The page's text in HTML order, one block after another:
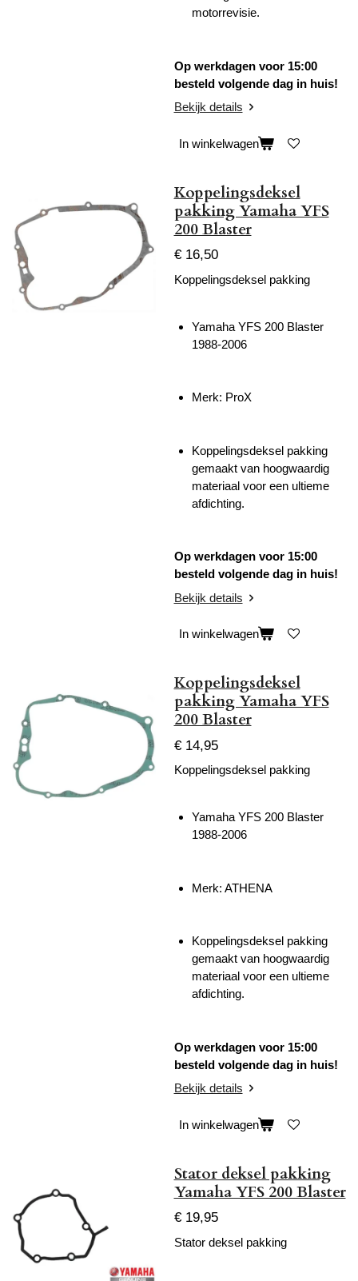
motorrevisie.
Op werkdagen voor 15:00
besteld volgende dag in huis!
Bekijk details
In winkelwagen
Koppelingsdeksel
pakking Yamaha YFS
200 Blaster
€ 16,50
Koppelingsdeksel pakking
Yamaha YFS 200 Blaster
1988-2006
Merk: ProX
Koppelingsdeksel pakking
gemaakt van hoogwaardig
materiaal voor een ultieme
afdichting.
Op werkdagen voor 15:00
besteld volgende dag in huis!
Bekijk details
In winkelwagen
Koppelingsdeksel
pakking Yamaha YFS
200 Blaster
€ 14,95
Koppelingsdeksel pakking
Yamaha YFS 200 Blaster
1988-2006
Merk: ATHENA
Koppelingsdeksel pakking
gemaakt van hoogwaardig
materiaal voor een ultieme
afdichting.
Op werkdagen voor 15:00
besteld volgende dag in huis!
Bekijk details
In winkelwagen
Stator deksel pakking
Yamaha YFS 200 Blaster
€ 19,95
Stator deksel pakking